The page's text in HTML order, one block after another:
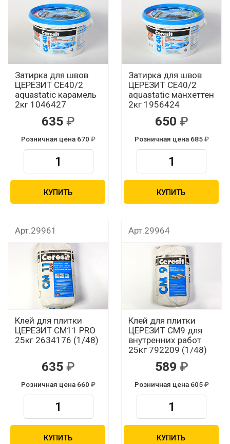
Затирка для швов
ЦЕРЕЗИТ CЕ40/2
aquastatic карамель
2кг 1046427
635
Розничная цена 670
КУПИТЬ
Затирка для швов
ЦЕРЕЗИТ CЕ40/2
aquastatic манхеттен
2кг 1956424
650
Розничная цена 685
КУПИТЬ
Арт.29961
Клей для плитки
ЦЕРЕЗИТ CМ11 PRO
25кг 2634176 (1/48)
635
Розничная цена 660
КУПИТЬ
Арт.29964
Клей для плитки
ЦЕРЕЗИТ CМ9 для
внутренних работ
25кг 792209 (1/48)
589
Розничная цена 605
КУПИТЬ